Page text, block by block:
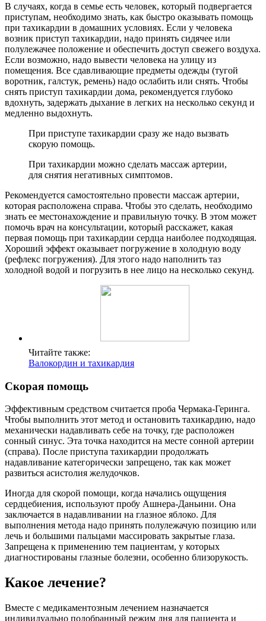
В случаях, когда в семье есть человек, который подвергается
приступам, необходимо знать, как быстро оказывать помощь
при тахикардии в домашних условиях. Если у человека
возник приступ тахикардии, надо принять сидячее или
полулежачее положение и обеспечить доступ свежего воздуха.
Если возможно, надо вывести человека на улицу из
помещения. Все сдавливающие предметы одежды (тугой
воротник, галстук, ремень) надо ослабить или снять. Чтобы
снять приступ тахикардии дома, рекомендуется глубоко
вдохнуть, задержать дыхание в легких на несколько секунд и
медленно выдохнуть.
При приступе тахикардии сразу же надо вызвать
скорую помощь.
При тахикардии можно сделать массаж артерии,
для снятия негативных симптомов.
Рекомендуется самостоятельно провести массаж артерии,
которая расположена справа. Чтобы это сделать, необходимо
знать ее местонахождение и правильную точку. В этом может
помочь врач на консультации, который расскажет, какая
первая помощь при тахикардии сердца наиболее подходящая.
Хороший эффект оказывает погружение в холодную воду
(рефлекс погружения). Для этого надо наполнить таз
холодной водой и погрузить в нее лицо на несколько секунд.
Читайте также:
Валокордин и тахикардия
Скорая помощь
Эффективным средством считается проба Чермака-Геринга.
Чтобы выполнить этот метод и остановить тахикардию, надо
механически надавливать себе на точку, где расположен
сонный синус. Эта точка находится на месте сонной артерии
(справа). После приступа тахикардии продолжать
надавливание категорически запрещено, так как может
развиться асистолия желудочков.
Иногда для скорой помощи, когда начались ощущения
сердцебиения, используют пробу Ашнера-Даньини. Она
заключается в надавливании на глазное яблоко. Для
выполнения метода надо принять полулежачую позицию или
лечь и большими пальцами массировать закрытые глаза.
Запрещена к применению тем пациентам, у которых
диагностированы глазные болезни, особенно близорукость.
Какое лечение?
Вместе с медикаментозным лечением назначается
индивидуально подобранный режим дня для пациента и